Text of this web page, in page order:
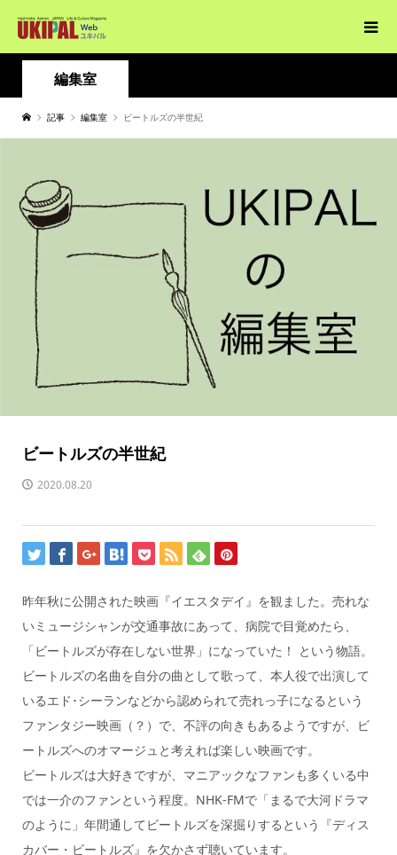
編集室
記事 編集室 ビートルズの半世紀
ビートルズの半世紀
2020.08.20
昨年秋に公開された映画『イエスタデイ』を観ました。売れな
いミュージシャンが交通事故にあって、病院で目覚めたら、
「ビートルズが存在しない世界」になっていた！ という物語。
ビートルズの名曲を自分の曲として歌って、本人役で出演して
いるエド･シーランなどから認められて売れっ子になるという
ファンタジー映画（？）で、不評の向きもあるようですが、ビ
ートルズへのオマージュと考えれば楽しい映画です。
ビートルズは大好きですが、マニアックなファンも多くいる中
では一介のファンという程度。NHK-FMで「まるで大河ドラマ
のように」年間通してビートルズを深掘りするという『ディス
カバー・ビートルズ』を欠かさず聴いています。